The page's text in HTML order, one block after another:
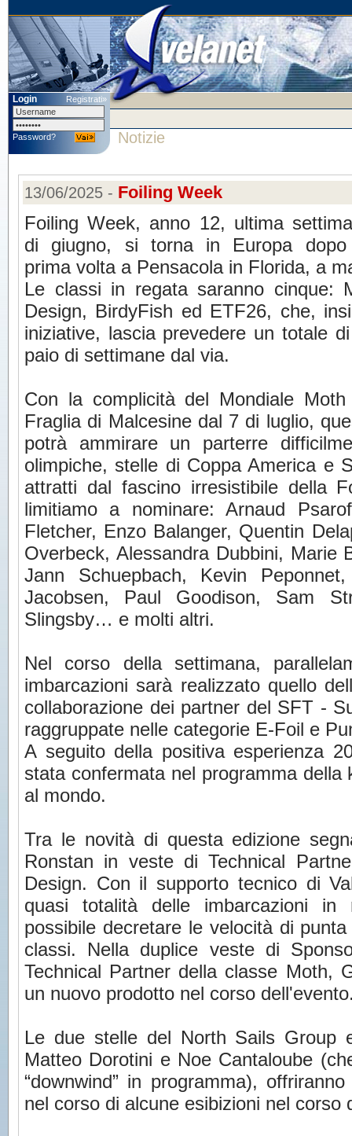
Login Registrati»
Password? Notizie
13/06/2025 - Foiling Week
Foiling Week, anno 12, ultima
di giugno, si torna in Europa
prima volta a Pensacola in Florida, a
Le classi in regata saranno cinque:
Design, BirdyFish ed ETF26, che,
iniziative, lascia prevedere un totale
paio di settimane dal via.
Con la complicità del Mondiale
Fraglia di Malcesine dal 7 di luglio,
potrà ammirare un parterre
olimpiche, stelle di Coppa America e
attratti dal fascino irresistibile della
limitiamo a nominare: Arnaud
Fletcher, Enzo Balanger, Quentin
Overbeck, Alessandra Dubbini, Marie
Jann Schuepbach, Kevin
Jacobsen, Paul Goodison, Sam
Slingsby… e molti altri.
Nel corso della settimana,
imbarcazioni sarà realizzato quello
collaborazione dei partner del SFT -
raggruppate nelle categorie E-Foil e
A seguito della positiva esperienza
stata confermata nel programma della
al mondo.
Tra le novità di questa edizione
Ronstan in veste di Technical
Design. Con il supporto tecnico di
quasi totalità delle imbarcazioni in
possibile decretare le velocità di
classi. Nella duplice veste di
Technical Partner della classe Moth,
un nuovo prodotto nel corso
Le due stelle del North Sails Group
Matteo Dorotini e Noe Cantaloube
“downwind” in programma),
nel corso di alcune esibizioni nel corso